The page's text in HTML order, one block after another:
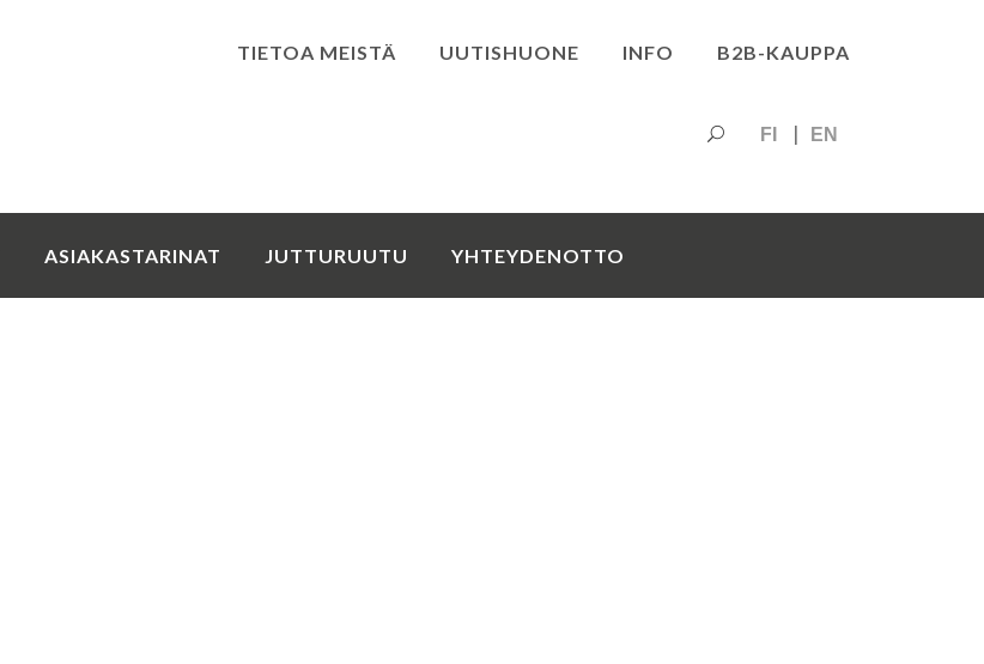
TIETOA MEISTÄ UUTISHUONE INFO B2B-KAUPPA
FI EN
ASIAKASTARINAT JUTTURUUTU YHTEYDENOTTO